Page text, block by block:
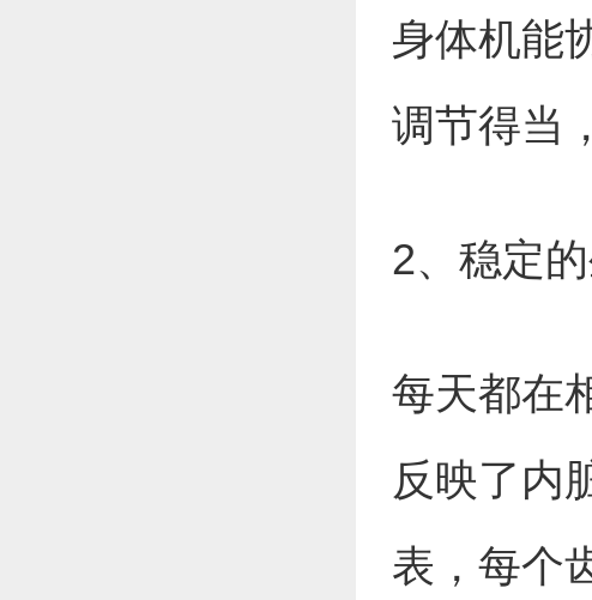
身体机能
调节得当
2、稳定
每天都在
反映了内
表，每个